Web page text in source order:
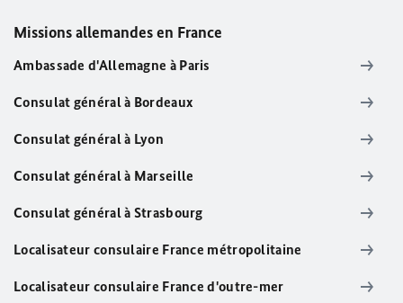
Missions allemandes en France
Ambassade d'Allemagne à Paris
Consulat général à Bordeaux
Consulat général à Lyon
Consulat général à Marseille
Consulat général à Strasbourg
Localisateur consulaire France métropolitaine
Localisateur consulaire France d'outre-mer